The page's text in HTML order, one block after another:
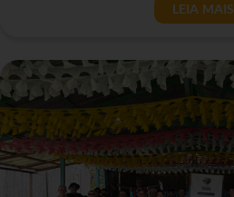
LEIA MAIS